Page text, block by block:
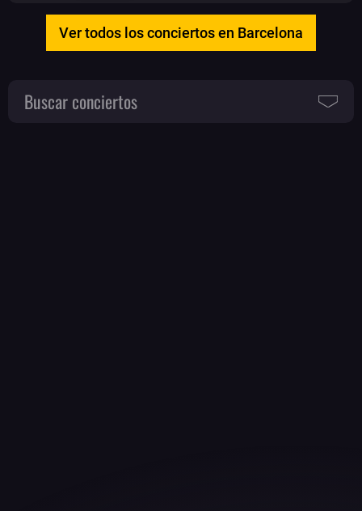
Ver todos los conciertos en Barcelona
Buscar conciertos